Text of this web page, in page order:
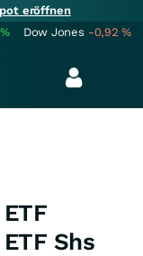
eröffnen
% Dow Jones -0,92%
Shs